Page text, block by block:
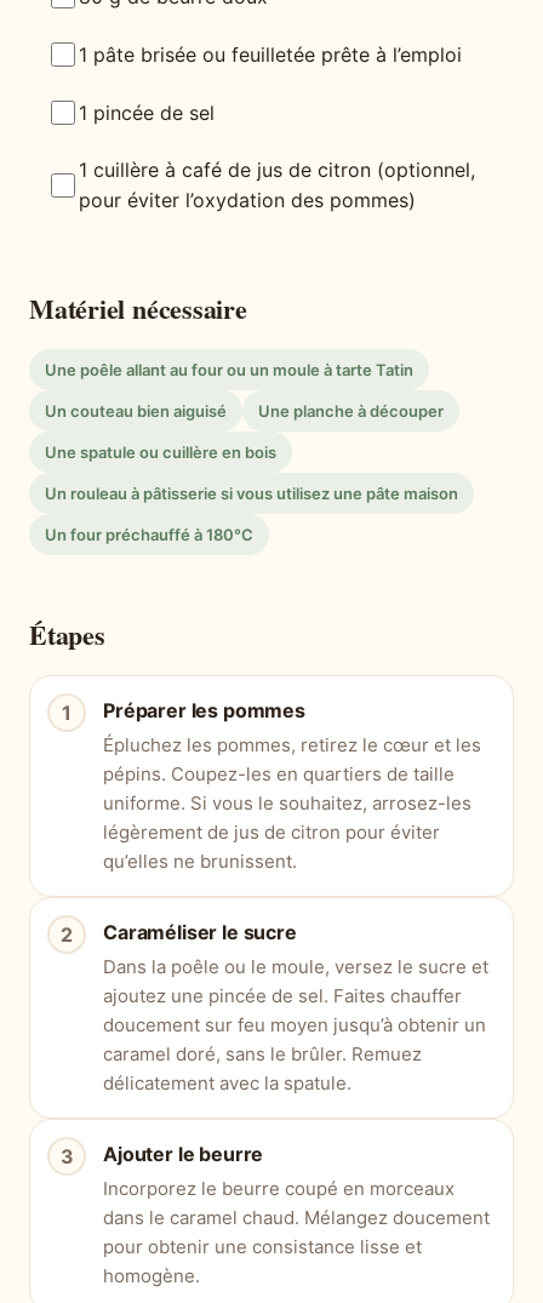
1 pâte brisée ou feuilletée prête à l’emploi
1 pincée de sel
1 cuillère à café de jus de citron (optionnel,
pour éviter l’oxydation des pommes)
Matériel nécessaire
Une poêle allant au four ou un moule à tarte Tatin
Un couteau bien aiguisé Une planche à découper
Une spatule ou cuillère en bois
Un rouleau à pâtisserie si vous utilisez une pâte maison
Un four préchauffé à 180°C
Étapes
Préparer les pommes
Épluchez les pommes, retirez le cœur et les
pépins. Coupez-les en quartiers de taille
uniforme. Si vous le souhaitez, arrosez-les
légèrement de jus de citron pour éviter
qu’elles ne brunissent.
Caraméliser le sucre
Dans la poêle ou le moule, versez le sucre et
ajoutez une pincée de sel. Faites chauffer
doucement sur feu moyen jusqu’à obtenir un
caramel doré, sans le brûler. Remuez
délicatement avec la spatule.
Ajouter le beurre
Incorporez le beurre coupé en morceaux
dans le caramel chaud. Mélangez doucement
pour obtenir une consistance lisse et
homogène.